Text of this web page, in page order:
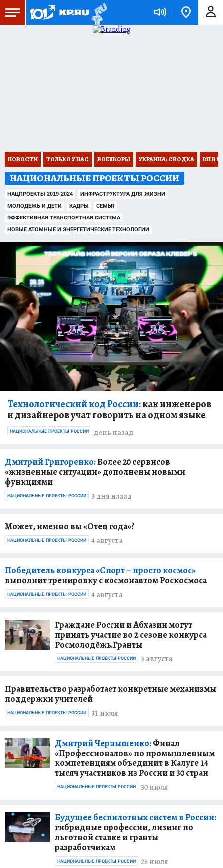
НОВОСТИ ТОЛЬКО У НАС ВОЕНКОРЫ УКРАИНА: СВОДКА КП В
НАЦИОНАЛЬНЫЕ ПРОЕКТЫ РОССИИ
НАЦПРОЕКТЫ 2019-2024
ИНФРАСТРУКТУРА ДЛЯ ЖИЗНИ
МОЛОДЕЖЬ И ДЕТИ
КАДРЫ
СЕМЬЯ
ЭФФЕКТИВНАЯ ТРАНСПОРТНАЯ СИСТЕМА
НОВЫЕ АТОМНЫЕ И ЭНЕРГЕТИЧЕСКИЕ ТЕХНОЛОГИИ
Технологический код России:как инженеров
и дизайнеров учат говорить на одном языке
день назад
НАЦИОНАЛЬНЫЕ ПРОЕКТЫ РОССИИ
Дмитрий Григоренко:Более 20 сервисов
«жизненные ситуации» дополнены новыми
функциями
3 дня назад
НАЦИОНАЛЬНЫЕ ПРОЕКТЫ РОССИИ
Может, именно вы «Отец года»?
4 августа
НАЦИОНАЛЬНЫЕ ПРОЕКТЫ РОССИИ
Победитель конкурса «Спорт – просто космос»
выполнит тренировку с космонавтом Роскосмоса
4 августа
НАЦИОНАЛЬНЫЕ ПРОЕКТЫ РОССИИ
Граждане России и Абхазии могут
принять участие во 2 сезоне конкурса
Росмолодёжь.Гранты
3 августа
НАЦИОНАЛЬНЫЕ ПРОЕКТЫ РОССИИ
Правительство разработает конкретные механизмы
поддержки учителей
31 июля
НАЦИОНАЛЬНЫЕ ПРОЕКТЫ РОССИИ
Дмитрий Чернышенко:Финал
«Профессионалов» по промышленным
компетенциям объединит в Калуге 14
тысяч участников из России и 30 стран
30 июля
НАЦИОНАЛЬНЫЕ ПРОЕКТЫ РОССИИ
Будущее беспилотных систем в России:
гибридные профессии, лизинг по
льготной ставке и гранты
разработчикам
28 июля
НАЦИОНАЛЬНЫЕ ПРОЕКТЫ РОССИИ